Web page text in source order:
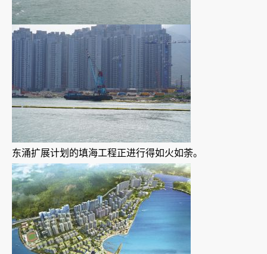
东涌扩展计划的填海工程正进行得如火如荼。